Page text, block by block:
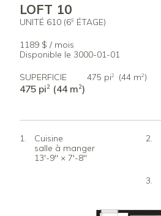
LOFT 10
UNITÉ 610 (6EÉTAGE)
1189 $ / mois
Disponible le 3000-01-01
SUPERFICIE 475 pi2 (44 m2 )
475 pi2 (44 m2)
Cuisine
salle à manger
13'-9" × 7'-8"